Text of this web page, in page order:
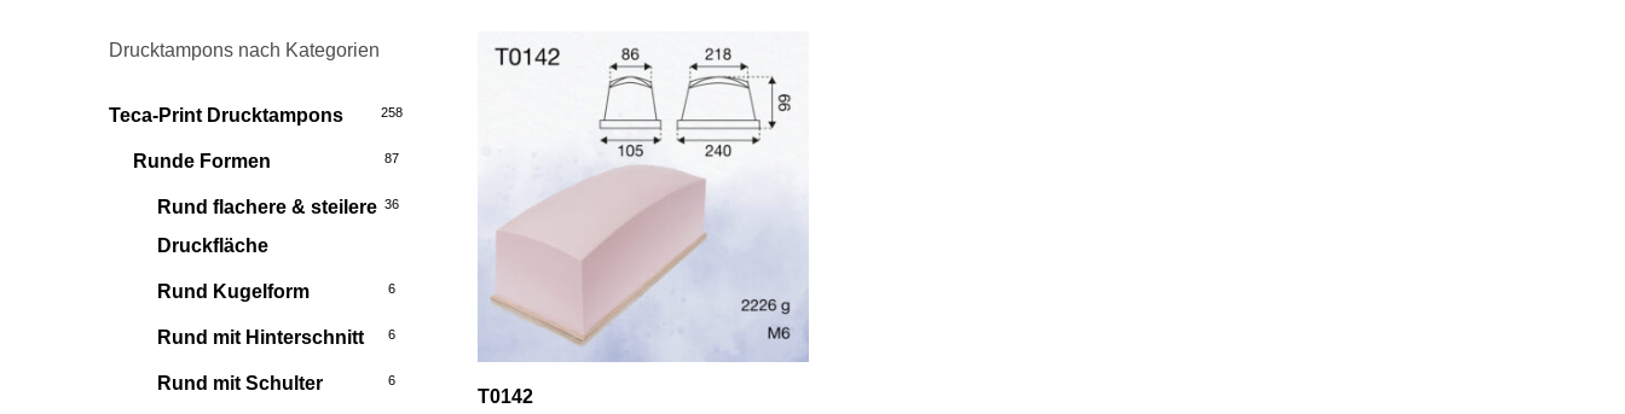
Drucktampons nach Kategorien
Teca-Print Drucktampons 258
Runde Formen 87
Rund flachere & steilere
Druckfläche
36
Rund Kugelform 6
Rund mit Hinterschnitt 6
Rund mit Schulter 6
T0142